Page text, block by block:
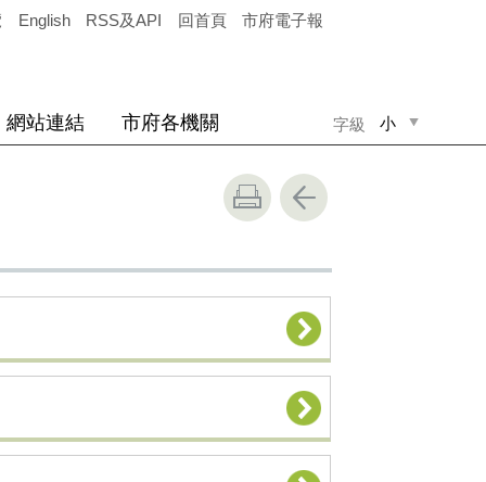
English RSS及API 回首頁 市府電子報
字級 小
網站連結 市府各機關